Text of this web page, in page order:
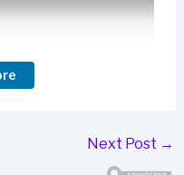
Next Post →